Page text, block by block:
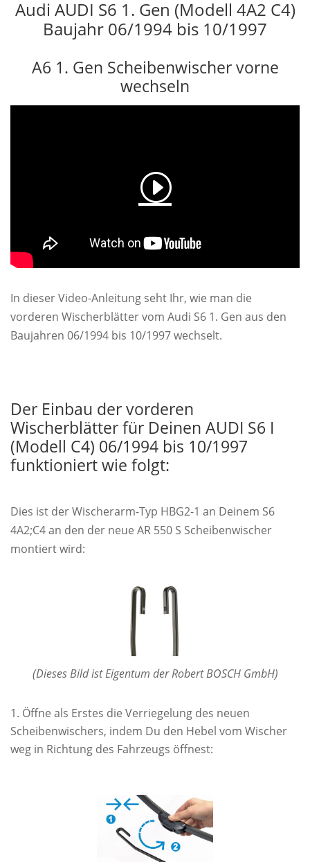
Audi AUDI S6 1. Gen (Modell 4A2 C4)
Baujahr 06/1994 bis 10/1997
A6 1. Gen Scheibenwischer vorne
wechseln
In dieser Video-Anleitung seht Ihr, wie man die
vorderen Wischerblätter vom Audi S6 1. Gen aus den
Baujahren 06/1994 bis 10/1997 wechselt.
Der Einbau der vorderen
Wischerblätter für Deinen AUDI S6 I
(Modell C4) 06/1994 bis 10/1997
funktioniert wie folgt:
Dies ist der Wischerarm-Typ HBG2-1 an Deinem S6
4A2;C4 an den der neue AR 550 S Scheibenwischer
montiert wird:
(Dieses Bild ist Eigentum der Robert BOSCH GmbH)
Öffne als Erstes die Verriegelung des neuen
Scheibenwischers, indem Du den Hebel vom Wischer
weg in Richtung des Fahrzeugs öffnest: